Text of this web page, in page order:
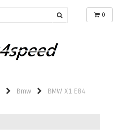
0
Bmw BMW X1 E84